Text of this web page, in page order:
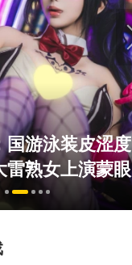
国游泳装皮涩度
雷熟女上演蒙眼